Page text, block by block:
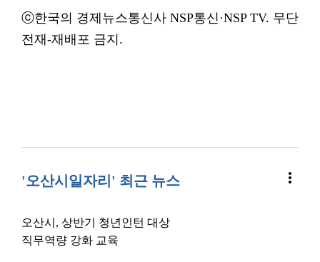
ⓒ한국의 경제뉴스통신사 NSP통신·NSP TV. 무단
전재-재배포 금지.
'오산시일자리' 최근 뉴스 more_vert
오산시, 상반기 청년인턴 대상
직무역량 강화 교육